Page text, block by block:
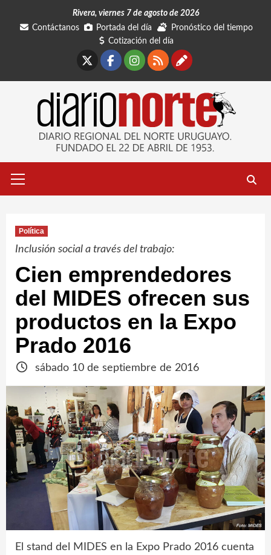
Rivera, viernes 7 de agosto de 2026
Contáctanos
Portada del día
Pronóstico del tiempo
Cotización del día
Facebook
Instagram
RSSContáctanos
primario
Política
Inclusión social a través del trabajo:
Cien emprendedores
del MIDES ofrecen sus
productos en la Expo
Prado 2016
sábado 10 de septiembre de 2016
El stand del MIDES en la Expo Prado 2016 cuenta